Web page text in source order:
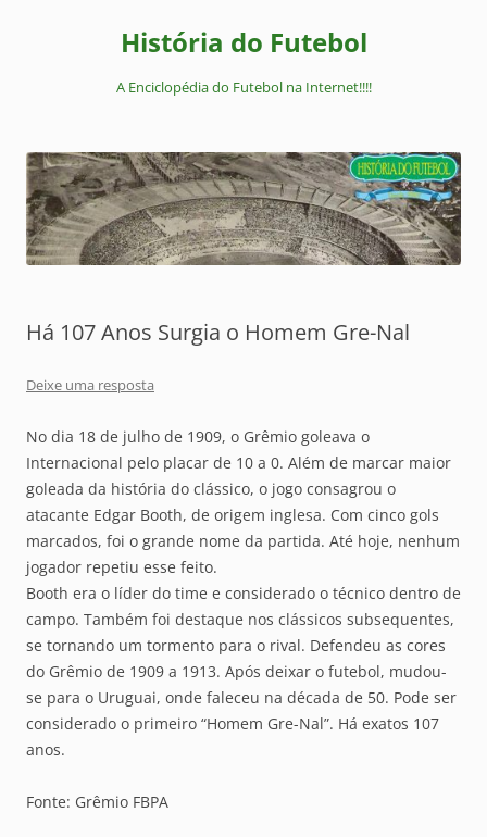
História do Futebol
A Enciclopédia do Futebol na Internet!!!!
Há 107 Anos Surgia o Homem Gre-Nal
Deixe uma resposta
No dia 18 de julho de 1909, o Grêmio goleava o
Internacional pelo placar de 10 a 0. Além de marcar maior
goleada da história do clássico, o jogo consagrou o
atacante Edgar Booth, de origem inglesa. Com cinco gols
marcados, foi o grande nome da partida. Até hoje, nenhum
jogador repetiu esse feito.
Booth era o líder do time e considerado o técnico dentro de
campo. Também foi destaque nos clássicos subsequentes,
se tornando um tormento para o rival. Defendeu as cores
do Grêmio de 1909 a 1913. Após deixar o futebol, mudou-
se para o Uruguai, onde faleceu na década de 50. Pode ser
considerado o primeiro “Homem Gre-Nal”. Há exatos 107
anos.
Fonte: Grêmio FBPA